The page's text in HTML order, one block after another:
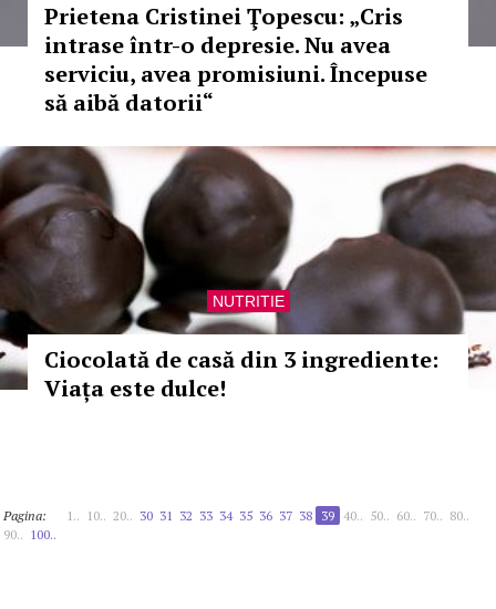
Prietena Cristinei Ţopescu: „Cris
intrase într-o depresie. Nu avea
serviciu, avea promisiuni. Începuse
să aibă datorii“
NUTRITIE
Ciocolată de casă din 3 ingrediente:
Viața este dulce!
Pagina: 1.. 10.. 20.. 30 31 32 33 34 35 36 37 38 39 40.. 50.. 60.. 70.. 80..
90.. 100..